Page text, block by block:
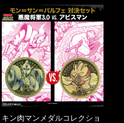
ル(非売品)付
キン肉マンメダルコレクショ